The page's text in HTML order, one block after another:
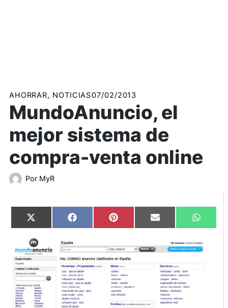
AHORRAR, NOTICIAS07/02/2013
MundoAnuncio, el
mejor sistema de
compra-venta online
Por MyR
Compartir
en
X
(Twitter)
Compartir
en
Facebook Compartir
en
Pinterest Compartir
en
Email
en